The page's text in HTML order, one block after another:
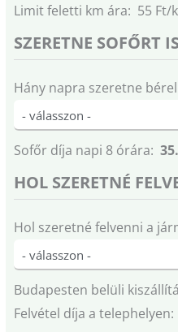
Limit feletti km ára: 55 Ft/
SZERETNE SOFŐRT
Hány napra szeretne
Sofőr díja napi 8 órára:
HOL SZERETNÉ
Hol szeretné felvenni a
Budapesten belüli
Felvétel díja a telephelyen: